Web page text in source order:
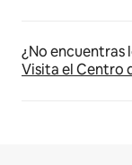
¿No encuentras
Visita el Centro